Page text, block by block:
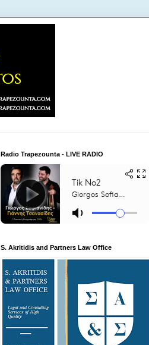
Radio Trapezounta - LIVE RADIO
S. Akritidis and Partners Law Office